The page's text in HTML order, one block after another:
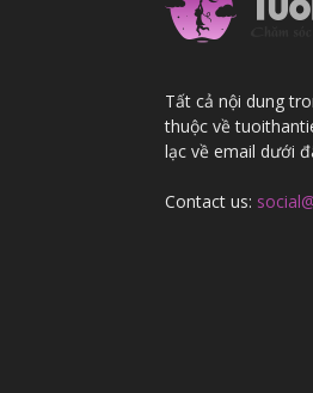
Tất cả nội dung
thuộc về
lạc về email dưới
Contact us: